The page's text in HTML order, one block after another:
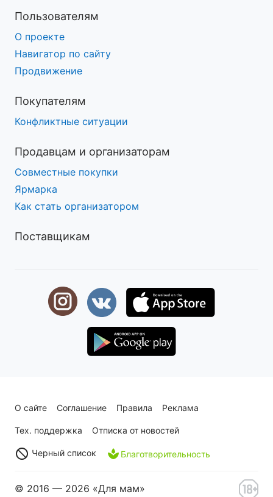
Пользователям
О проекте
Навигатор по сайту
Продвижение
Покупателям
Конфликтные ситуации
Продавцам и организаторам
Совместные покупки
Ярмарка
Как стать организатором
Поставщикам
О сайте Соглашение Правила Реклама
Тех. поддержка Отписка от новостей
Черный список Благотворительность
© 2016 — 2026 «Для мам»